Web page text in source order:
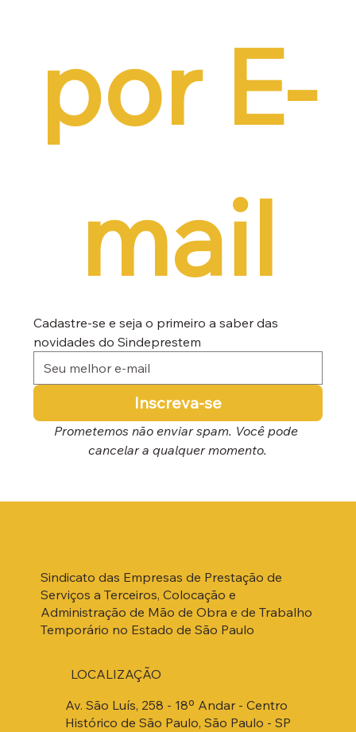
por E-
mail
Cadastre-se e seja o primeiro a saber das
novidades do Sindeprestem
Inscreva-se
Prometemos não enviar spam. Você pode
cancelar a qualquer momento.
Sindicato das Empresas de Prestação de
Serviços a Terceiros, Colocação e
Administração de Mão de Obra e de Trabalho
Temporário no Estado de São Paulo
Av. São Luís, 258 - 18º Andar - Centro
Histórico de São Paulo, São Paulo - SP
LOCALIZAÇÃO